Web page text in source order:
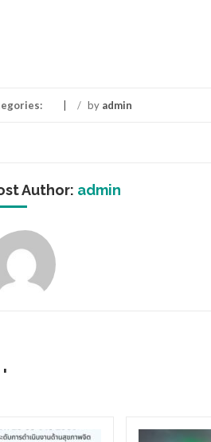
/ by admin
Author: admin
'